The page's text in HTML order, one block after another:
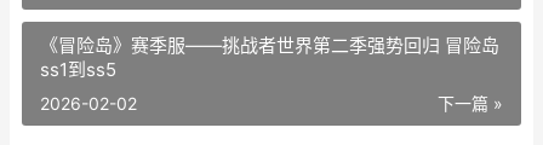
《冒险岛》赛季服——挑战者世界第二季强势回归 冒险岛
ss1到ss5
下一篇 »
2026-02-02